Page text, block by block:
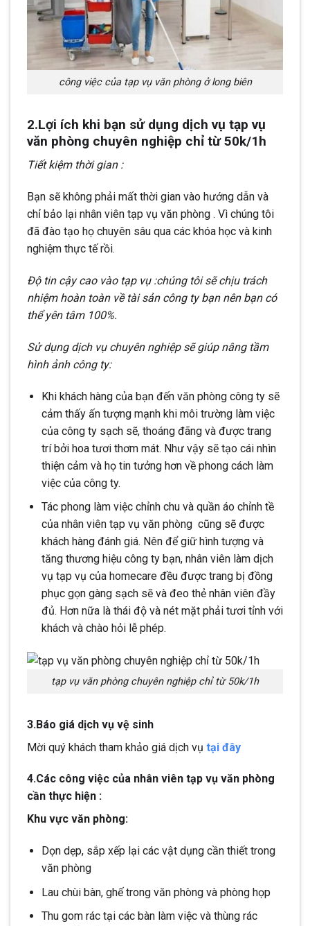
công việc của tạp vụ văn phòng ở long biên
2.Lợi ích khi bạn sử dụng dịch vụ tạp vụ
văn phòng chuyên nghiệp chỉ từ 50k/1h
Tiết kiệm thời gian :
Bạn sẽ không phải mất thời gian vào hướng dẫn và
chỉ bảo lại nhân viên tạp vụ văn phòng . Vì chúng tôi
đã đào tạo họ chuyên sâu qua các khóa học và kinh
nghiệm thực tế rồi.
Độ tin cậy cao vào tạp vụ :chúng tôi sẽ chịu trách
nhiệm hoàn toàn về tài sản công ty bạn nên bạn có
thể yên tâm 100%.
Sử dụng dịch vụ chuyên nghiệp sẽ giúp nâng tầm
hình ảnh công ty:
Khi khách hàng của bạn đến văn phòng công ty sẽ
cảm thấy ấn tượng mạnh khi môi trường làm việc
của công ty sạch sẽ, thoáng đãng và được trang
trí bởi hoa tươi thơm mát. Như vậy sẽ tạo cái nhìn
thiện cảm và họ tin tưởng hơn về phong cách làm
việc của công ty.
Tác phong làm việc chỉnh chu và quần áo chỉnh tề
của nhân viên tạp vụ văn phòng cũng sẽ được
khách hàng đánh giá. Nên để giữ hình tượng và
tăng thương hiệu công ty bạn, nhân viên làm dịch
vụ tạp vụ của homecare đều được trang bị đồng
phục gọn gàng sạch sẽ và đeo thẻ nhân viên đầy
đủ. Hơn nữa là thái độ và nét mặt phải tươi tỉnh với
khách và chào hỏi lễ phép.
tạp vụ văn phòng chuyên nghiệp chỉ từ 50k/1h
3.Báo giá dịch vụ vệ sinh
Mời quý khách tham khảo giá dịch vụ tại đây
4.Các công việc của nhân viên tạp vụ văn phòng
cần thực hiện :
Khu vực văn phòng:
Dọn dẹp, sắp xếp lại các vật dụng cần thiết trong
văn phòng
Lau chùi bàn, ghế trong văn phòng và phòng họp
Thu gom rác tại các bàn làm việc và thùng rác